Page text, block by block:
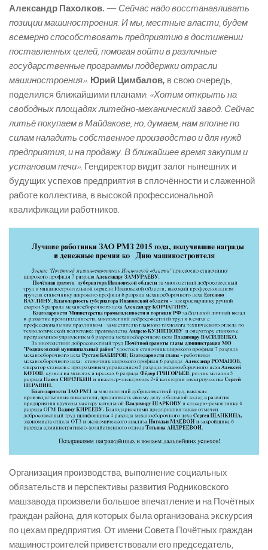
Александр Пахолков. — Сейчас надо восстанавливать
позиции машиностроения. И мы, местные власти, будем
всемерно способствовать предприятию в достижении
поставленных целей, помогая войти в различные
государственные программы поддержки отрасли
машиностроения». Юрий Цимбалов, в свою очередь,
поделился ближайшими планами: «Хотим открыть на
свободных площадях литейно-механический завод. Сейчас
литьё покупаем в Майдакове, но, думаем, нам вполне по
силам наладить собственное производство и для нужд
предприятия, и на продажу. В ближайшее время закупим и
установим печи». Гендиректор видит залог нынешних и
будущих успехов предприятия в сплочённости и слаженной
работе коллектива, в высокой профессиональной
квалификации работников.
Организация производства, выполнение социальных
обязательств и перспективы развития Родниковского
машзавода произвели большое впечатление и на Почётных
граждан района, для которых была организована экскурсия
по цехам предприятия. От имени Совета Почётных граждан
машиностроителей приветствовали его председатель,